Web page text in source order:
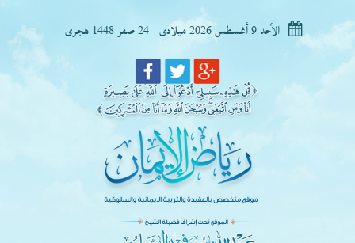
الأحد 9 أغسطس 2026 ميلادى - 24 صفر 1448 هجرى